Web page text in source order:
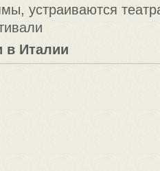
устраиваются
в Италии